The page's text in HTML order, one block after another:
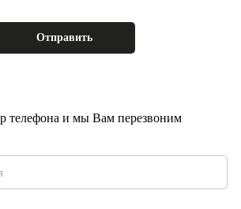
телефона и мы Вам перезвоним